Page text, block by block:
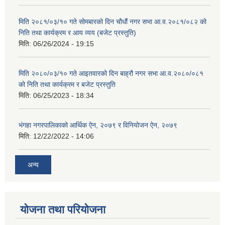
मिति २०८१/०३/१० गते सोमबारको दिन चौधौं नगर सभा आ.व.२०८१/०८२ को
निति तथा कार्यक्रम र आय व्यय (बजेट प्रस्तुति)
मिति: 06/26/2024 - 19:15
मिति २०८०/०३/१० गते आइतवारको दिन बाह्रौ नगर सभा आ.व.२०८०/०८१
को निति तथा कार्यक्रम र बजेट प्रस्तुति
मिति: 06/25/2023 - 18:34
भंगहा नगरपालिकाको आर्थिक ऐन, २०७९ र विनियोजन ऐन, २०७९
मिति: 12/22/2022 - 14:06
अन्य
योजना तथा परियोजना